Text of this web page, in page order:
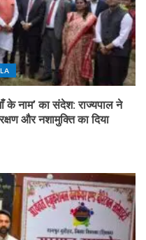
के नाम’ का संदेश: राज्यपाल ने
और नशामुक्ति का दिया